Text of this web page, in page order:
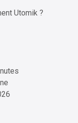
Utomik ?